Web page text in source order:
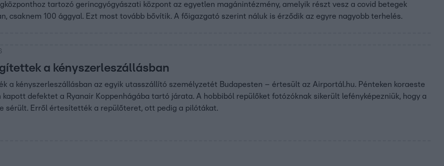
tartozó gerincgyógyászati központ az egyetlen magánintézmény, amelyik részt vesz a covid betegek
csaknem 100 ággyal. Ezt most tovább bővítik. A főigazgató szerint náluk is érződik az egyre nagyobb terhelés.
a kényszerleszállásban
a kényszerleszállásban az egyik utasszállító személyzetét Budapesten – értesült az Airportál.hu. Pénteken koraeste
kapott defektet a Ryanair Koppenhágába tartó járata. A hobbiból repülőket fotózóknak sikerült lefényképezniük, hogy a
sérült. Erről értesítették a repülőteret, ott pedig a pilótákat.